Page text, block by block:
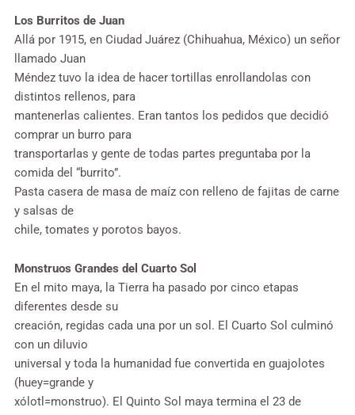
Los Burritos de Juan
Allá por 1915, en Ciudad Juárez (Chihuahua, México) un señor
llamado Juan
Méndez tuvo la idea de hacer tortillas enrollandolas con
distintos rellenos, para
mantenerlas calientes. Eran tantos los pedidos que decidió
comprar un burro para
transportarlas y gente de todas partes preguntaba por la
comida del “burrito”.
Pasta casera de masa de maíz con relleno de fajitas de carne
y salsas de
chile, tomates y porotos bayos.
Monstruos Grandes del Cuarto Sol
En el mito maya, la Tierra ha pasado por cinco etapas
diferentes desde su
creación, regidas cada una por un sol. El Cuarto Sol culminó
con un diluvio
universal y toda la humanidad fue convertida en guajolotes
(huey=grande y
xólotl=monstruo). El Quinto Sol maya termina el 23 de